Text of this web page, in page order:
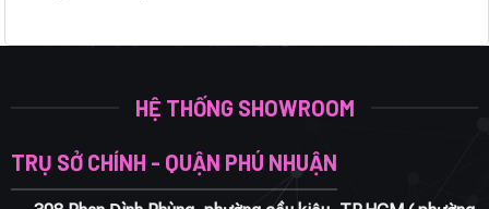
HỆ THỐNG SHOWROOM
TRỤ SỞ CHÍNH - QUẬN PHÚ NHUẬN